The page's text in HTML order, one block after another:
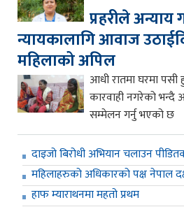
प्रहरीले अन्याय
न्यायकालागि आवाज
महिलाको अपिल
आधी रातमा घरमा पसी
कारवाही नगरेको भन्दै
सम्मेलन गर्नु भएको छ
दाइजो बिरोधी अभियान चलाउन
महिलाहरुको अधिकारको पक्ष नेपाल
हाफ म्याराथनमा महतो प्रथम